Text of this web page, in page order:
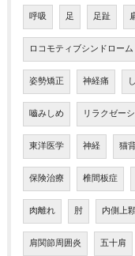
呼吸 足 足趾
ロコモティブシンドローム
姿勢矯正 神経痛
嚙みしめ リラクゼー
東洋医学 神経 猫
保険治療 椎間板症
肉離れ 肘 内側上
肩関節周囲炎 五十肩